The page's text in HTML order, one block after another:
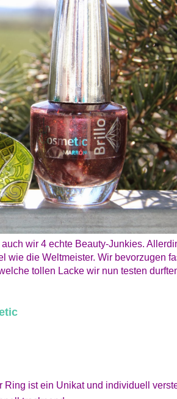
wir 4 echte Beauty-Junkies.
die Weltmeister. Wir bevorzugen
tollen Lacke wir nun testen
ist ein Unikat und individuell